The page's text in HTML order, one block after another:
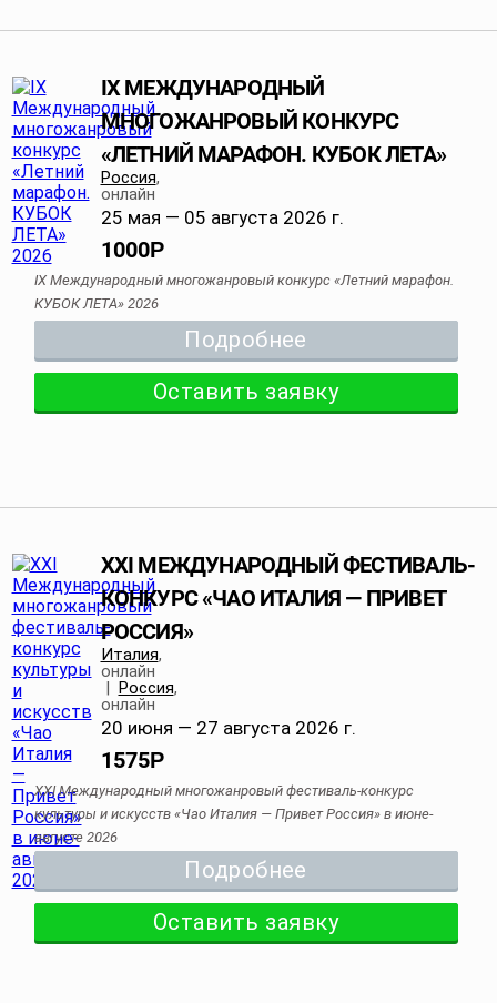
IX МЕЖДУНАРОДНЫЙ
МНОГОЖАНРОВЫЙ КОНКУРС
«ЛЕТНИЙ МАРАФОН. КУБОК ЛЕТА»
Россия,
онлайн
25 мая — 05 августа 2026 г.
1000Р
IX Международный многожанровый конкурс «Летний марафон.
КУБОК ЛЕТА» 2026
Подробнее
Оставить заявку
XXI МЕЖДУНАРОДНЫЙ ФЕСТИВАЛЬ-
КОНКУРС «ЧАО ИТАЛИЯ — ПРИВЕТ
РОССИЯ»
Италия,
онлайн
| Россия,
онлайн
20 июня — 27 августа 2026 г.
1575Р
XXI Международный многожанровый фестиваль-конкурс
культуры и искусств «Чао Италия — Привет Россия» в июне-
августе 2026
Подробнее
Оставить заявку